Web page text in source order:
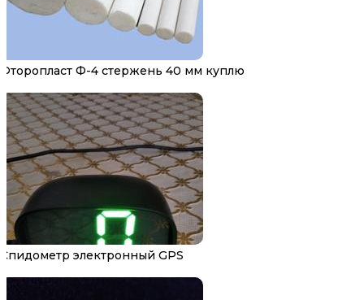
Фторопласт Ф-4 стержень 40 мм куплю
Спидометр электронный GPS